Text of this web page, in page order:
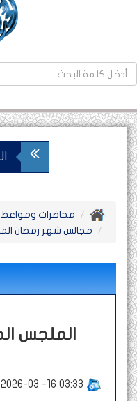
محاضرات ومواعظ
مجالس شهر رمضان المبارك
الملجس
2026-03 -16 03:33